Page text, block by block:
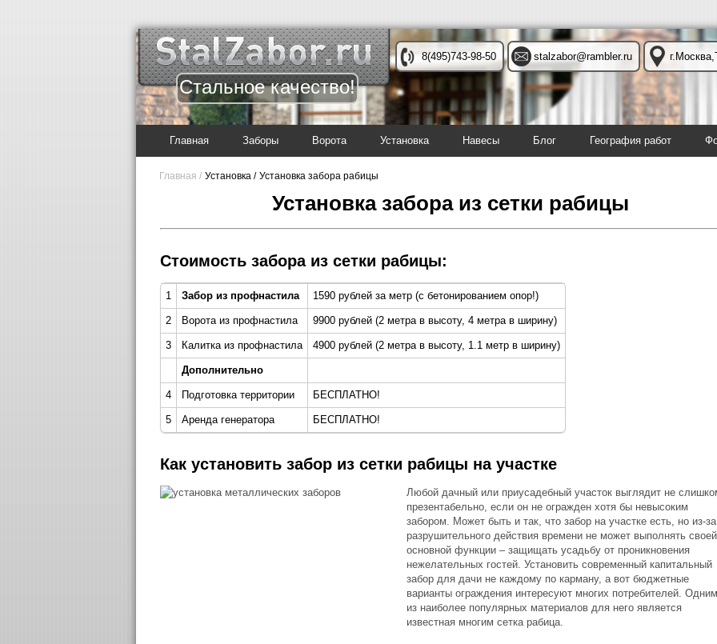
Стальное качество!
8(495)743-98-50 stalzabor@rambler.ru
Главная Заборы Ворота Установка Навесы Блог География работ
Главная / Установка / Установка забора рабицы
Установка забора из сетки рабицы
Стоимость забора из сетки рабицы:
1 Забор из профнастила 1590 рублей за метр (с бетонированием опор!)
2 Ворота из профнастила 9900 рублей (2 метра в высоту, 4 метра в ширину)
3 Калитка из профнастила 4900 рублей (2 метра в высоту, 1.1 метр в ширину)
Дополнительно
4 Подготовка территории БЕСПЛАТНО!
5 Аренда генератора БЕСПЛАТНО!
Как установить забор из сетки рабицы на участке
Любой дачный или приусадебный участок выглядит не
презентабельно, если он не огражден хотя бы невысоким
забором. Может быть и так, что забор на участке есть, но из-за
разрушительного действия времени не может выполнять своей
основной функции – защищать усадьбу от проникновения
нежелательных гостей. Установить современный капитальный
забор для дачи не каждому по карману, а вот бюджетные
варианты ограждения интересуют многих потребителей. Одним
из наиболее популярных материалов для него является
известная многим сетка рабица.